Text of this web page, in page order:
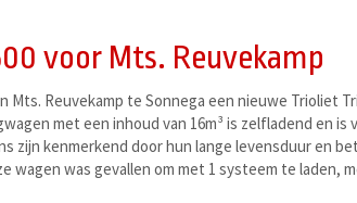
voor Mts. Reuvekamp
Mts. Reuvekamp te Sonnega een nieuwe Trioliet
met een inhoud van 16m³ is zelfladend en is
zijn kenmerkend door hun lange levensduur en
wagen was gevallen om met 1 systeem te laden,